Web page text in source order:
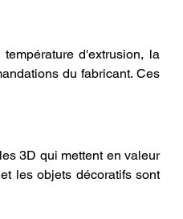
d'extrusion, la
du fabricant. Ces
3D qui mettent en valeur
les objets décoratifs sont